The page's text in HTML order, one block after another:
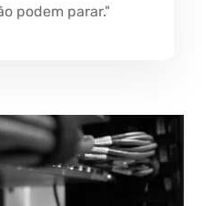
podem parar."